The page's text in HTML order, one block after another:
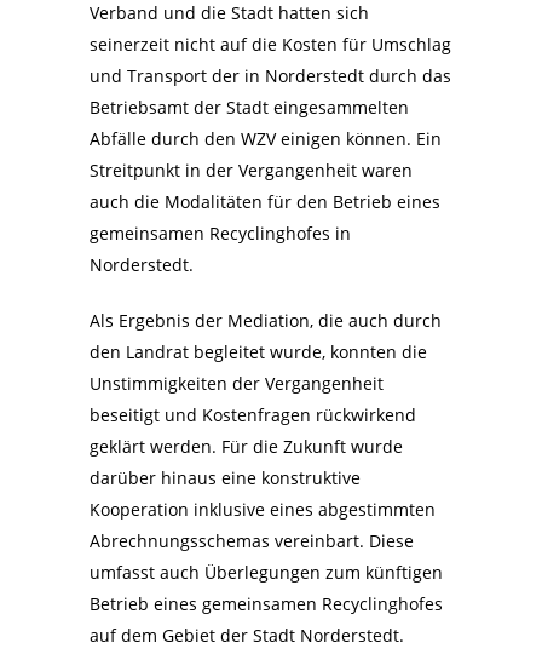
Verband und die Stadt hatten sich
seinerzeit nicht auf die Kosten für Umschlag
und Transport der in Norderstedt durch das
Betriebsamt der Stadt eingesammelten
Abfälle durch den WZV einigen können. Ein
Streitpunkt in der Vergangenheit waren
auch die Modalitäten für den Betrieb eines
gemeinsamen Recyclinghofes in
Norderstedt.
Als Ergebnis der Mediation, die auch durch
den Landrat begleitet wurde, konnten die
Unstimmigkeiten der Vergangenheit
beseitigt und Kostenfragen rückwirkend
geklärt werden. Für die Zukunft wurde
darüber hinaus eine konstruktive
Kooperation inklusive eines abgestimmten
Abrechnungsschemas vereinbart. Diese
umfasst auch Überlegungen zum künftigen
Betrieb eines gemeinsamen Recyclinghofes
auf dem Gebiet der Stadt Norderstedt.